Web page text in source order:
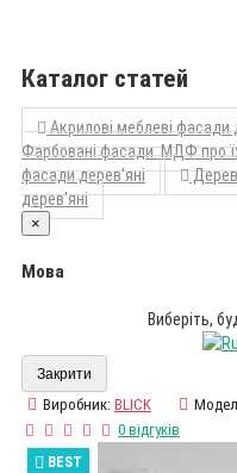
Каталог статей
Акрилові меблеві фасади
Фарбовані фасади МДФ про
фасади дерев'яні
дерев'яні
×
Мова
Виберіть,
Закрити
Виробник: BLICK
0 відгуків
BEST